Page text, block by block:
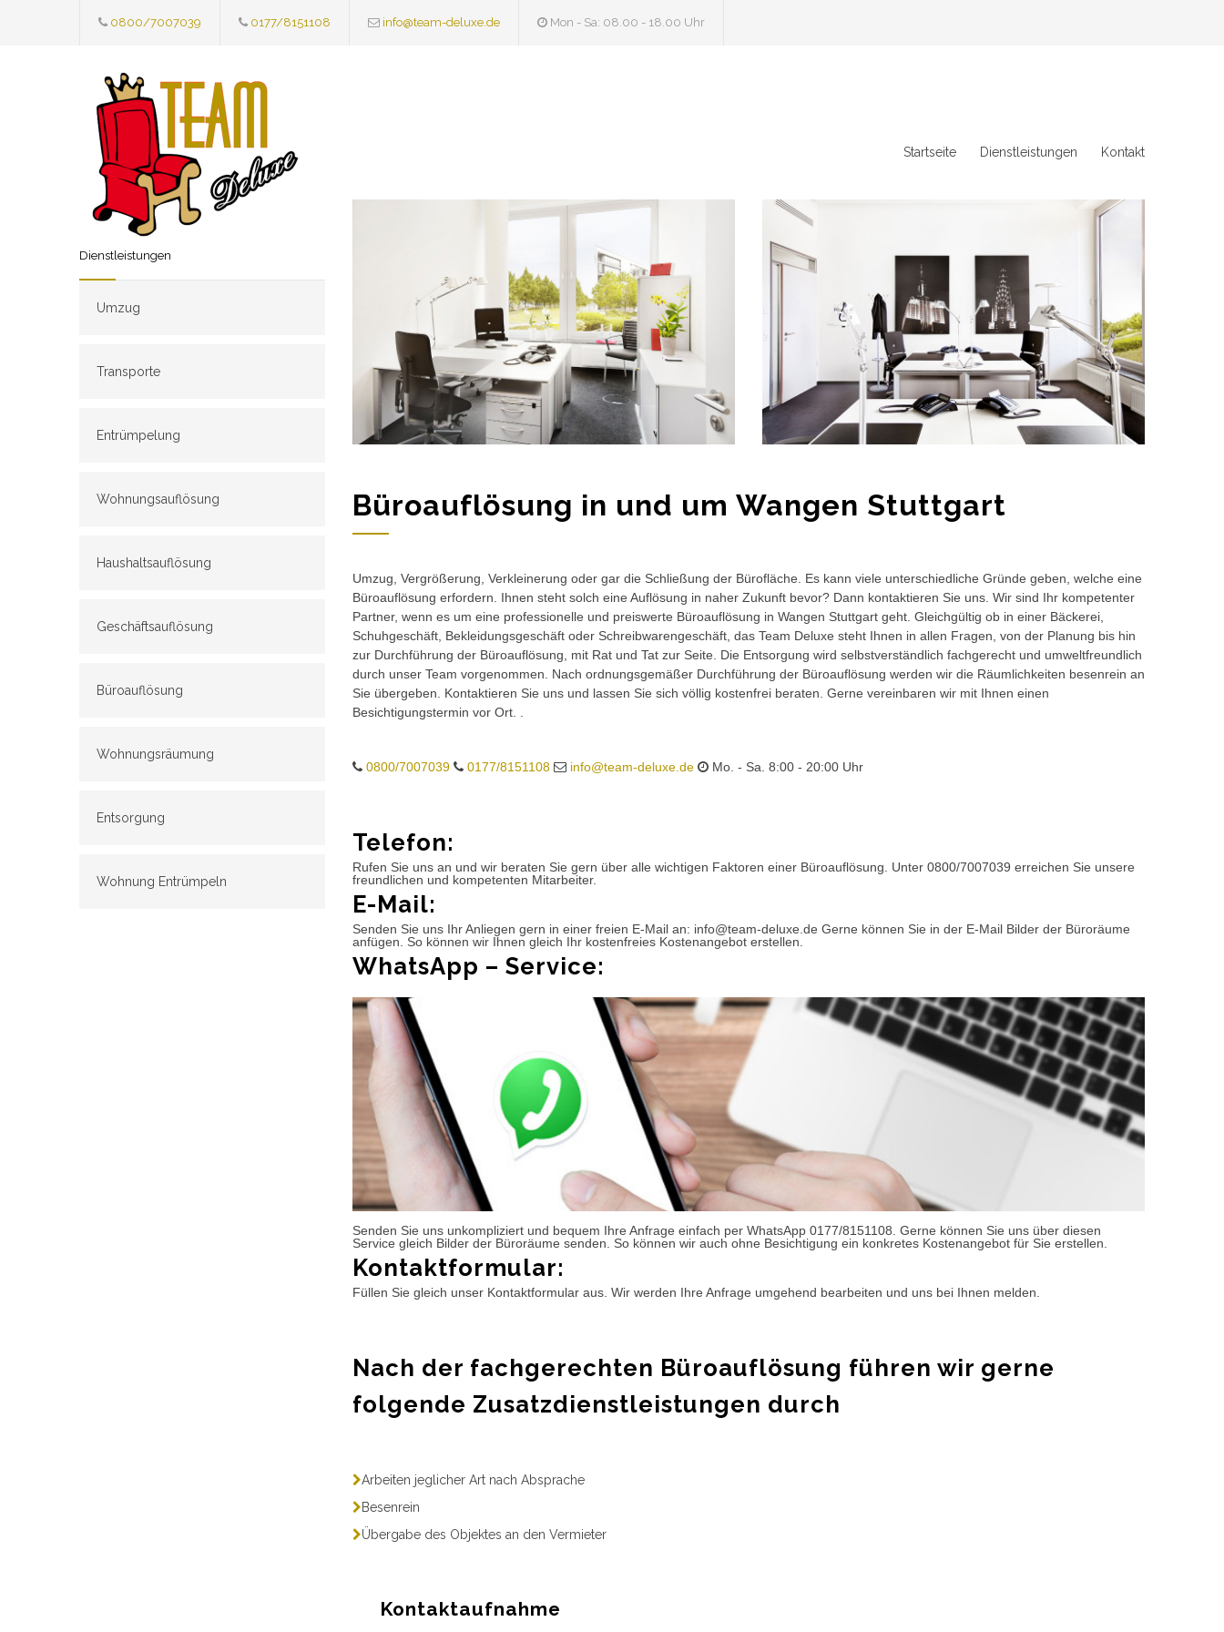
0800/7007039 0177/8151108 info@team-deluxe.de Mon - Sa: 08.00 - 18.00 Uhr
Startseite Dienstleistungen Kontakt
Dienstleistungen
Umzug
Transporte
Entrümpelung
Wohnungsauflösung
Haushaltsauflösung
Geschäftsauflösung
Büroauflösung
Wohnungsräumung
Entsorgung
Wohnung Entrümpeln
Büroauflösung in und um Wangen Stuttgart
Umzug, Vergrößerung, Verkleinerung oder gar die Schließung der Bürofläche. Es kann viele unterschiedliche Gründe geben, welche eine
Büroauflösung erfordern. Ihnen steht solch eine Auflösung in naher Zukunft bevor? Dann kontaktieren Sie uns. Wir sind Ihr kompetenter
Partner, wenn es um eine professionelle und preiswerte Büroauflösung in Wangen Stuttgart geht. Gleichgültig ob in einer Bäckerei,
Schuhgeschäft, Bekleidungsgeschäft oder Schreibwarengeschäft, das Team Deluxe steht Ihnen in allen Fragen, von der Planung bis hin
zur Durchführung der Büroauflösung, mit Rat und Tat zur Seite. Die Entsorgung wird selbstverständlich fachgerecht und umweltfreundlich
durch unser Team vorgenommen. Nach ordnungsgemäßer Durchführung der Büroauflösung werden wir die Räumlichkeiten besenrein an
Sie übergeben. Kontaktieren Sie uns und lassen Sie sich völlig kostenfrei beraten. Gerne vereinbaren wir mit Ihnen einen
Besichtigungstermin vor Ort. .
0800/7007039 0177/8151108 info@team-deluxe.de Mo. - Sa. 8:00 - 20:00 Uhr
Telefon:
Rufen Sie uns an und wir beraten Sie gern über alle wichtigen Faktoren einer Büroauflösung. Unter 0800/7007039 erreichen Sie unsere
freundlichen und kompetenten Mitarbeiter.
E-Mail:
Senden Sie uns Ihr Anliegen gern in einer freien E-Mail an: info@team-deluxe.de Gerne können Sie in der E-Mail Bilder der Büroräume
anfügen. So können wir Ihnen gleich Ihr kostenfreies Kostenangebot erstellen.
WhatsApp – Service:
Senden Sie uns unkompliziert und bequem Ihre Anfrage einfach per WhatsApp 0177/8151108. Gerne können Sie uns über diesen
Service gleich Bilder der Büroräume senden. So können wir auch ohne Besichtigung ein konkretes Kostenangebot für Sie erstellen.
Kontaktformular:
Füllen Sie gleich unser Kontaktformular aus. Wir werden Ihre Anfrage umgehend bearbeiten und uns bei Ihnen melden.
Nach der fachgerechten Büroauflösung führen wir gerne
folgende Zusatzdienstleistungen durch
Arbeiten jeglicher Art nach Absprache
Besenrein
Übergabe des Objektes an den Vermieter
Kontaktaufnahme